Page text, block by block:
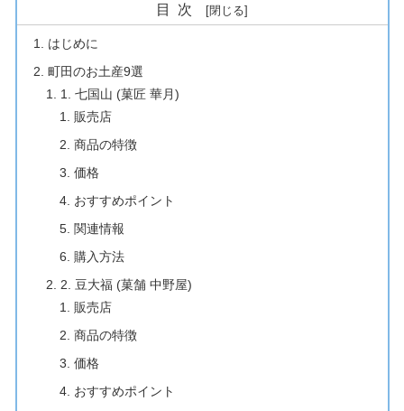
目次
はじめに
町田のお土産9選
1. 七国山 (菓匠 華月)
販売店
商品の特徴
価格
おすすめポイント
関連情報
購入方法
2. 豆大福 (菓舗 中野屋)
販売店
商品の特徴
価格
おすすめポイント